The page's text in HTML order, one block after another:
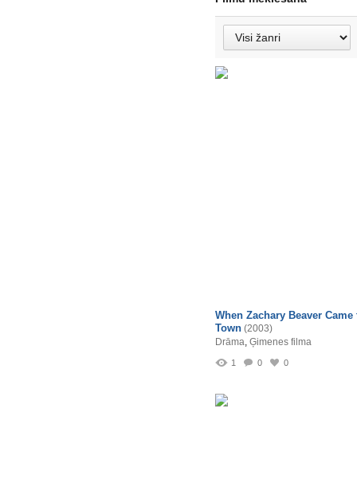
When Zachary Beaver Came
Town (2003)
Drāma, Ģimenes filma
1 0 0